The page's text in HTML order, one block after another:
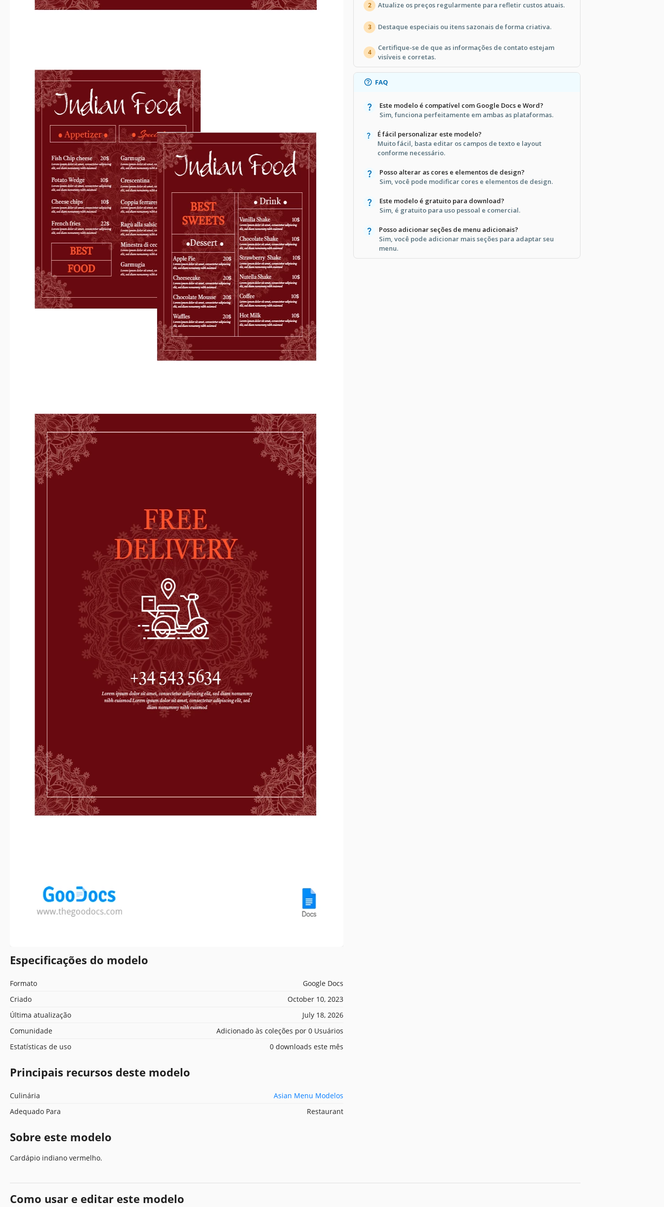
Especificações do modelo
Formato
Google Docs
Criado
October 10, 2023
Última atualização
July 18, 2026
Comunidade
Adicionado às coleções por 0 Usuários
Estatísticas de uso
0 downloads este mês
Principais recursos deste modelo
Culinária
Asian Menu Modelos
Adequado Para
Restaurant
Sobre este modelo
Cardápio indiano vermelho.
2 Atualize os preços regularmente para refletir custos atuais.
3 Destaque especiais ou itens sazonais de forma criativa.
4
Certifique-se de que as informações de contato estejam
visíveis e corretas.
FAQ
Este modelo é compatível com Google Docs e Word?
Sim, funciona perfeitamente em ambas as plataformas.
É fácil personalizar este modelo?
Muito fácil, basta editar os campos de texto e layout
conforme necessário.
Posso alterar as cores e elementos de design?
Sim, você pode modificar cores e elementos de design.
Este modelo é gratuito para download?
Sim, é gratuito para uso pessoal e comercial.
Posso adicionar seções de menu adicionais?
Sim, você pode adicionar mais seções para adaptar seu
menu.
Como usar e editar este modelo